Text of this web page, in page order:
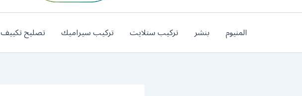
المنيوم بنشر تركيب ستلايت تركيب سيراميك تصليح تكييف